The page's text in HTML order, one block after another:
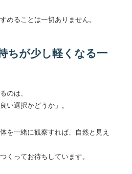
めることは一切ありません。
ちが少し軽くなる一
のは、
い選択かどうか」。
を一緒に観察すれば、自然と見え
くってお待ちしています。